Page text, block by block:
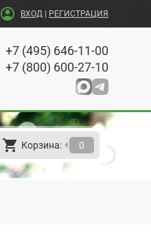
account_circle ВХОД РЕГИСТРАЦИЯ
+7 (495) 646-11-00
+7 (800) 600-27-10
shopping_cart Корзина: 0
arrow_left